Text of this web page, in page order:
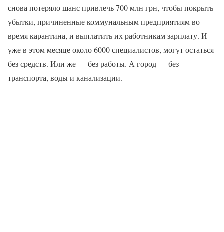
снова потеряло шанс привлечь 700 млн грн, чтобы покрыть
убытки, причиненные коммунальным предприятиям во
время карантина, и выплатить их работникам зарплату. И
уже в этом месяце около 6000 специалистов, могут остаться
без средств. Или же — без работы. А город — без
транспорта, воды и канализации.